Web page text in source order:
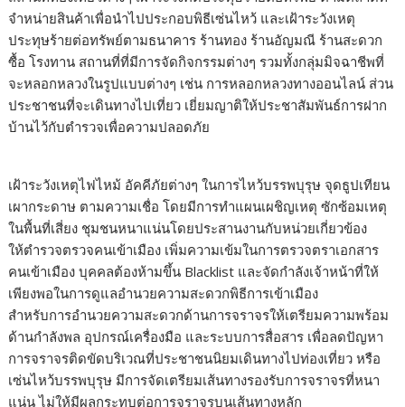
จำหน่ายสินค้าเพื่อนำไปประกอบพิธีเซ่นไหว้ และเฝ้าระวังเหตุ
ประทุษร้ายต่อทรัพย์ตามธนาคาร ร้านทอง ร้านอัญมณี ร้านสะดวก
ซื้อ โรงทาน สถานที่ที่มีการจัดกิจกรรมต่างๆ รวมทั้งกลุ่มมิจฉาชีพที่
จะหลอกหลวงในรูปแบบต่างๆ เช่น การหลอกหลวงทางออนไลน์ ส่วน
ประชาชนที่จะเดินทางไปเที่ยว เยี่ยมญาติให้ประชาสัมพันธ์การฝาก
บ้านไว้กับตำรวจเพื่อความปลอดภัย
เฝ้าระวังเหตุไฟไหม้ อัคคีภัยต่างๆ ในการไหว้บรรพบุรุษ จุดธูปเทียน
เผากระดาษ ตามความเชื่อ โดยมีการทำแผนเผชิญเหตุ ซักซ้อมเหตุ
ในพื้นที่เสี่ยง ชุมชนหนาแน่นโดยประสานงานกับหน่วยเกี่ยวข้อง
ให้ตำรวจตรวจคนเข้าเมือง เพิ่มความเข้มในการตรวจตราเอกสาร
คนเข้าเมือง บุคคลต้องห้ามขึ้น Blacklist และจัดกำลังเจ้าหน้าที่ให้
เพียงพอในการดูแลอำนวยความสะดวกพิธีการเข้าเมือง
สำหรับการอำนวยความสะดวกด้านการจราจรให้เตรียมความพร้อม
ด้านกำลังพล อุปกรณ์เครื่องมือ และระบบการสื่อสาร เพื่อลดปัญหา
การจราจรติดขัดบริเวณที่ประชาชนนิยมเดินทางไปท่องเที่ยว หรือ
เซ่นไหว้บรรพบุรุษ มีการจัดเตรียมเส้นทางรองรับการจราจรที่หนา
แน่น ไม่ให้มีผลกระทบต่อการจราจรบนเส้นทางหลัก